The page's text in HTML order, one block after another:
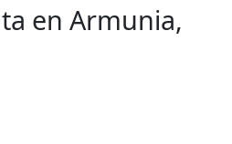
en Armunia,